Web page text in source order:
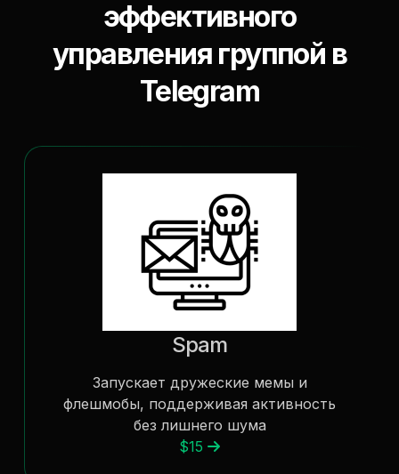
эффективного
управления группой в
Telegram
Spam
Запускает дружеские мемы и
флешмобы, поддерживая активность
без лишнего шума
$15